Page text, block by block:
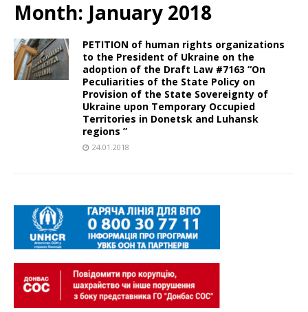
Month: January 2018
PETITION of ​human rights organizations
to the President of Ukraine on the
adoption of the Draft Law #7163 “On
Peculiarities of the State Policy on
Provision of the State Sovereignty of
Ukraine upon Temporary Occupied
Territories in Donetsk and Luhansk
regions ”
24.01.2018